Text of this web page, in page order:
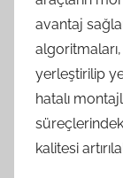
avantaj
yerleştirilip
hatalı
kalitesi